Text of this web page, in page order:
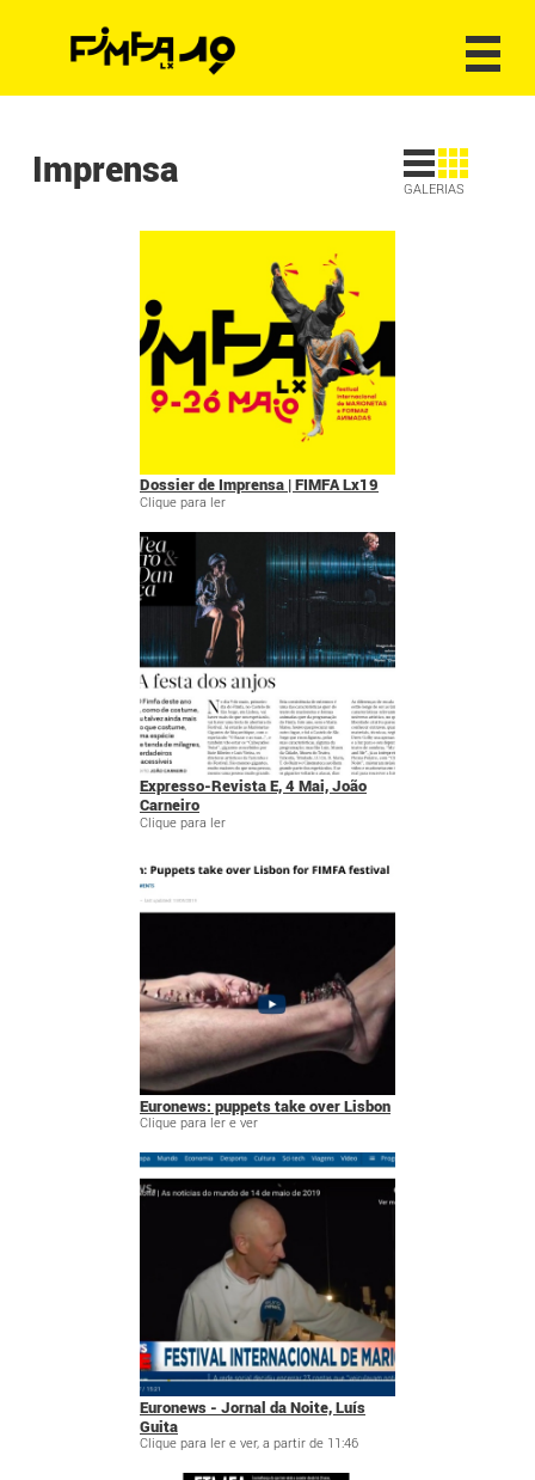
GALERIAS
Imprensa
Dossier de Imprensa | FIMFA Lx19
Clique para ler
Expresso-Revista E, 4 Mai, João
Carneiro
Clique para ler
Euronews: puppets take over Lisbon
Clique para ler e ver
Euronews - Jornal da Noite, Luís
Guita
Clique para ler e ver, a partir de 11:46